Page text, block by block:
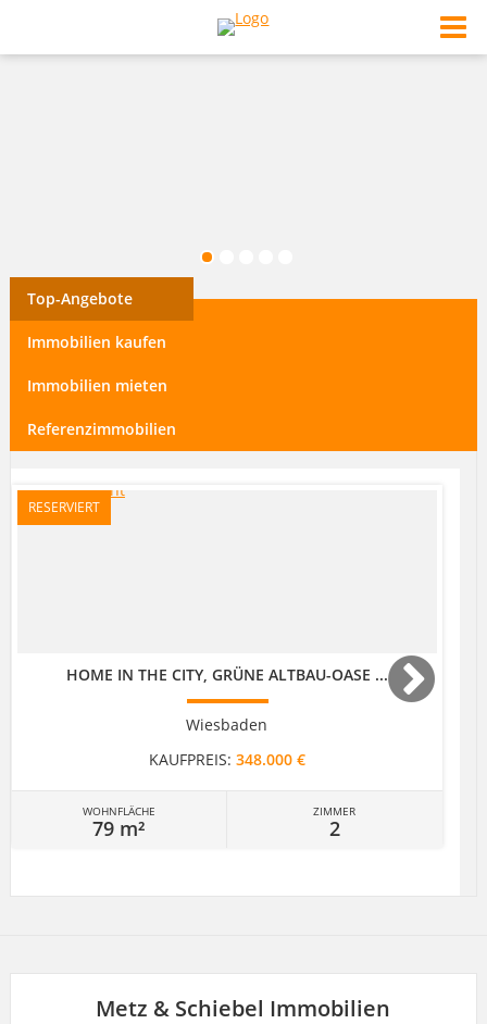
Top-Angebote
Immobilien kaufen
Immobilien mieten
Referenzimmobilien
RESERVIERT
HOME IN THE CITY, GRÜNE ALTBAU-OASE ...
Wiesbaden
KAUFPREIS: 348.000 €
WOHNFLÄCHE
79 m²
ZIMMER
2
Metz & Schiebel Immobilien